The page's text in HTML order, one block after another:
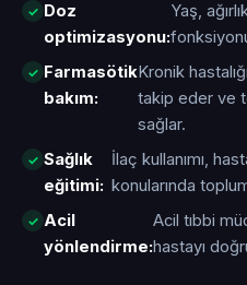
Doz
optimizasyonu:
Yaş,
Farmasötik
bakım:
Kronik
takip eder ve
sağlar.
Sağlık
eğitimi:
İlaç kullanımı,
konularında
Acil
yönlendirme:
Acil tıbbi
hastayı